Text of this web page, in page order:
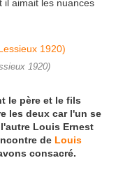
il aimait les nuances
1920)
le père et le fils
les deux car l'un se
Louis Ernest
de Louis
consacré.